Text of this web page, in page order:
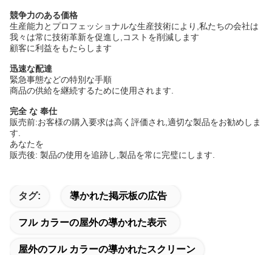
競争力のある価格
生産能力とプロフェッショナルな生産技術により,私たちの会社は
我々は常に技術革新を促進し,コストを削減します
顧客に利益をもたらします
迅速な配達
緊急事態などの特別な手順
商品の供給を継続するために使用されます.
完全 な 奉仕
販売前:お客様の購入要求は高く評価され,適切な製品をお勧めしま
す.
あなたを
販売後: 製品の使用を追跡し,製品を常に完璧にします.
タグ: 導かれた掲示板の広告
フル カラーの屋外の導かれた表示
屋外のフル カラーの導かれたスクリーン